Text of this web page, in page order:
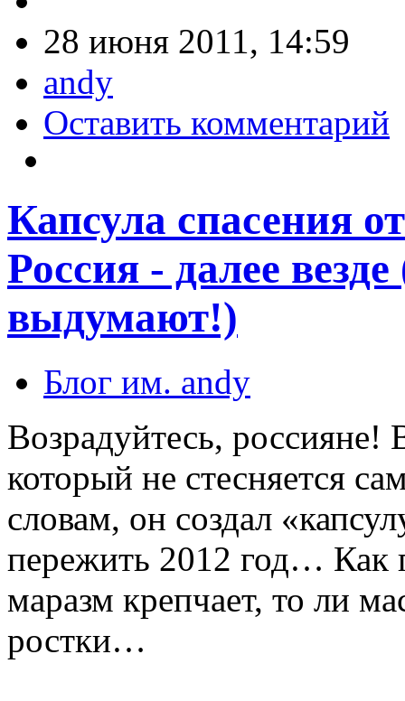
28 июня 2011, 14:59
andy
Оставить комментарий
Капсула спасения
Россия - далее
выдумают!)
Блог им. andy
Возрадуйтесь, россияне!
который не стесняется
словам, он создал
пережить 2012 год…
маразм крепчает, то ли
ростки…